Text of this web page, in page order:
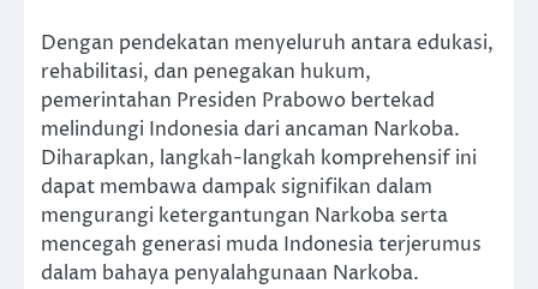
Dengan pendekatan menyeluruh antara edukasi,
rehabilitasi, dan penegakan hukum,
pemerintahan Presiden Prabowo bertekad
melindungi Indonesia dari ancaman Narkoba.
Diharapkan, langkah-langkah komprehensif ini
dapat membawa dampak signifikan dalam
mengurangi ketergantungan Narkoba serta
mencegah generasi muda Indonesia terjerumus
dalam bahaya penyalahgunaan Narkoba.